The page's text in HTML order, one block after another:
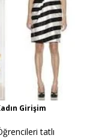
Girişim
tatlı